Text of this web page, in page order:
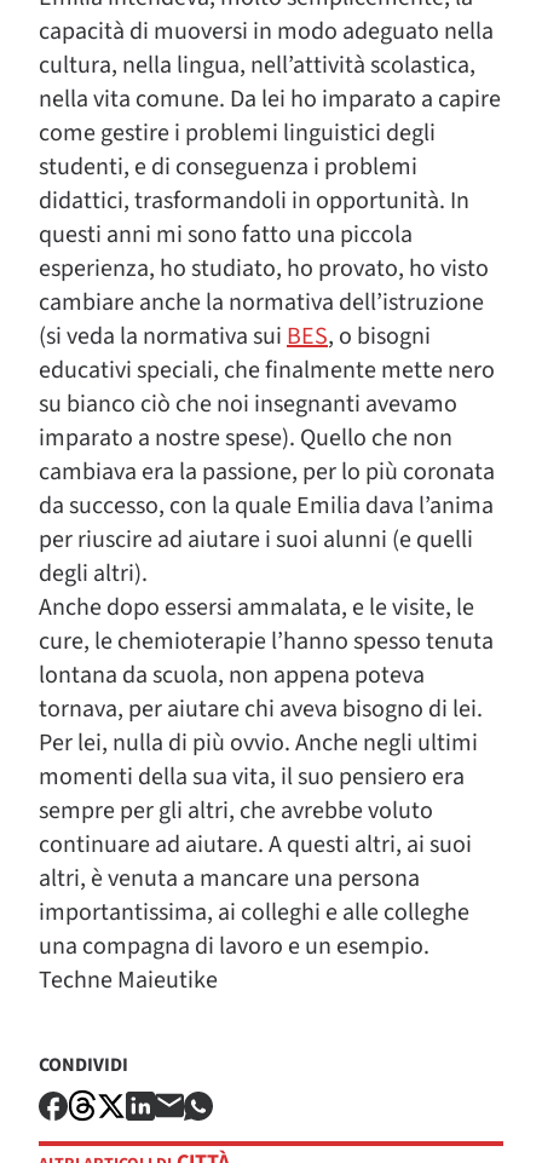
capacità di muoversi in modo adeguato nella
cultura, nella lingua, nell’attività scolastica,
nella vita comune. Da lei ho imparato a capire
come gestire i problemi linguistici degli
studenti, e di conseguenza i problemi
didattici, trasformandoli in opportunità. In
questi anni mi sono fatto una piccola
esperienza, ho studiato, ho provato, ho visto
cambiare anche la normativa dell’istruzione
(si veda la normativa suiBES, o bisogni
educativi speciali, che finalmente mette nero
su bianco ciò che noi insegnanti avevamo
imparato a nostre spese). Quello che non
cambiava era la passione, per lo più coronata
da successo, con la quale Emilia dava l’anima
per riuscire ad aiutare i suoi alunni (e quelli
degli altri).
Anche dopo essersi ammalata, e le visite, le
cure, le chemioterapie l’hanno spesso tenuta
lontana da scuola, non appena poteva
tornava, per aiutare chi aveva bisogno di lei.
Per lei, nulla di più ovvio. Anche negli ultimi
momenti della sua vita, il suo pensiero era
sempre per gli altri, che avrebbe voluto
continuare ad aiutare. A questi altri, ai suoi
altri, è venuta a mancare una persona
importantissima, ai colleghi e alle colleghe
una compagna di lavoro e un esempio.
Techne Maieutike
CONDIVIDI